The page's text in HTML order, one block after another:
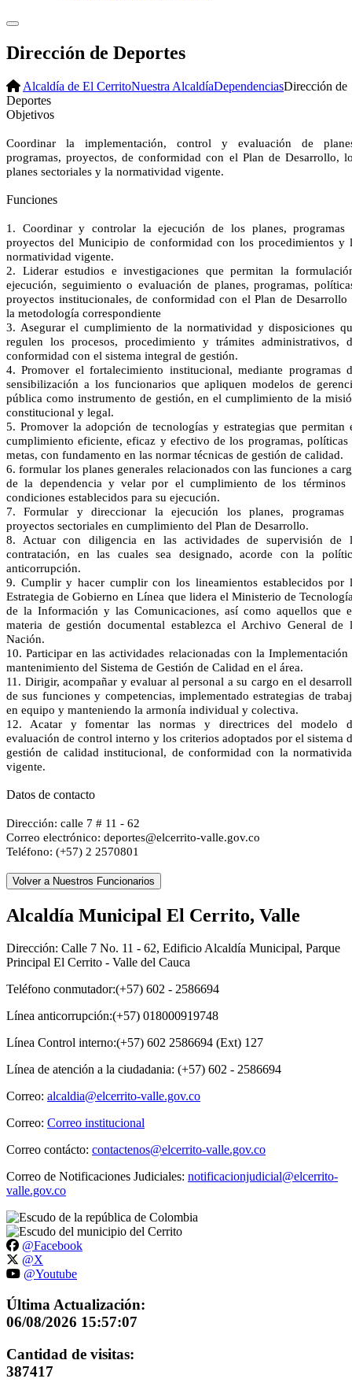
Dirección de Deportes
Alcaldía de El CerritoNuestra AlcaldíaDependenciasDirección de
Deportes
​Objetivos
Coordinar la implementación, control y evaluación de
programas, proyectos, de conformidad con el Plan de Desarrollo,
planes sectoriales y la normatividad vigente.
Funciones
1. Coordinar y controlar la ejecución de los planes, programas
proyectos del Municipio de conformidad con los procedimientos y
normatividad vigente.
2. Liderar estudios e investigaciones que permitan la
ejecución, seguimiento o evaluación de planes, programas,
proyectos institucionales, de conformidad con el Plan de Desarrollo
la metodología correspondiente
3. Asegurar el cumplimiento de la normatividad y disposiciones
regulen los procesos, procedimiento y trámites administrativos,
conformidad con el sistema integral de gestión.
4. Promover el fortalecimiento institucional, mediante programas
sensibilización a los funcionarios que apliquen modelos de
pública como instrumento de gestión, en el cumplimiento de la
constitucional y legal.
5. Promover la adopción de tecnologías y estrategias que permitan
cumplimiento eficiente, eficaz y efectivo de los programas, políticas
metas, con fundamento en las normar técnicas de gestión de calidad.
6. formular los planes generales relacionados con las funciones a
de la dependencia y velar por el cumplimiento de los términos
condiciones establecidos para su ejecución.
7. Formular y direccionar la ejecución los planes, programas
proyectos sectoriales en cumplimiento del Plan de Desarrollo.
8. Actuar con diligencia en las actividades de supervisión de
contratación, en las cuales sea designado, acorde con la
anticorrupción.
9. Cumplir y hacer cumplir con los lineamientos establecidos por
Estrategia de Gobierno en Línea que lidera el Ministerio de
de la Información y las Comunicaciones, así como aquellos que
materia de gestión documental establezca el Archivo General de
Nación.
10. Participar en las actividades relacionadas con la Implementación
mantenimiento del Sistema de Gestión de Calidad en el área.
11. Dirigir, acompañar y evaluar al personal a su cargo en el
de sus funciones y competencias, implementado estrategias de
en equipo y manteniendo la armonía individual y colectiva.
12. Acatar y fomentar las normas y directrices del modelo
evaluación de control interno y los criterios adoptados por el sistema
gestión de calidad institucional, de conformidad con la
vigente.
Datos de contacto
Dirección: calle 7 # 11 - 62
Correo electrónico: deportes@elcerrito-valle.gov.co
Teléfono: (+57) 2 2570801
Alcaldía Municipal El Cerrito, Valle
Dirección: Calle 7 No. 11 - 62, Edificio Alcaldía Municipal, Parque
Principal El Cerrito - Valle del Cauca
Teléfono conmutador:(+57) 602 - 2586694
Línea anticorrupción:(+57) 018000919748
Línea Control interno:(+57) 602 2586694 (Ext) 127
Línea de atención a la ciudadania: (+57) 602 - 2586694
Correo: alcaldia@elcerrito-valle.gov.co
Correo: Correo institucional
Correo contácto: contactenos@elcerrito-valle.gov.co
Correo de Notificaciones Judiciales: notificacionjudicial@elcerrito-
valle.gov.co
@Facebook
@X
@Youtube
Última Actualización:
06/08/2026 15:57:07
Cantidad de visitas:
387417